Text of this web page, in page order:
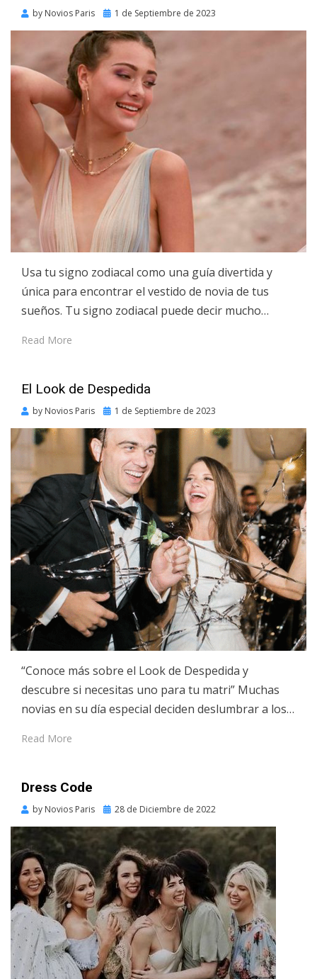
by Novios Paris
Posted
1 de Septiembre de 2023
Usa tu signo zodiacal como una guía divertida y
única para encontrar el vestido de novia de tus
sueños. Tu signo zodiacal puede decir mucho…
Read More
El Look de Despedida
by Novios Paris
Posted
1 de Septiembre de 2023
“Conoce más sobre el Look de Despedida y
descubre si necesitas uno para tu matri” Muchas
novias en su día especial deciden deslumbrar a los…
Read More
Dress Code
by Novios Paris
Posted
28 de Diciembre de 2022